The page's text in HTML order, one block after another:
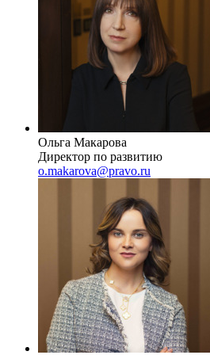
Ольга Макарова
Директор по развитию
o.makarova@pravo.ru